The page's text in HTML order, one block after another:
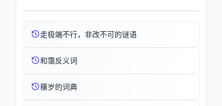
走极端不行，非改不可的谜语
和霭反义词
穣岁的词典